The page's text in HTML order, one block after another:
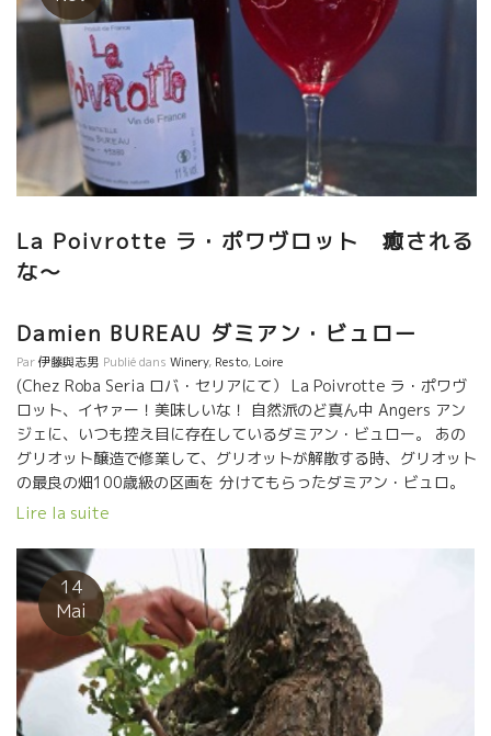
La Poivrotte ラ・ポワヴロット 癒される
な～
Damien BUREAU ダミアン・ビュロー
Par伊藤與志男 Publié dans Winery, Resto, Loire
(Chez Roba Seria ロバ・セリアにて） La Poivrotte ラ・ポワヴ
ロット、イヤァー！美味しいな！ 自然派のど真ん中 Angers アン
ジェに、いつも控え目に存在しているダミアン・ビュロー。 あの
グリオット醸造で修業して、グリオットが解散する時、グリオット
の最良の畑100歳級の区画を 分けてもらったダミアン・ビュロ。
いつもニコニコして、モクモクと働くダイミアン。 ダミアンのそ
イン！ そのダミアンから電話が入った。 『2018年は収穫が素晴
らしかった。量も品質も最高だった。』本当に喜んでいた。 過去3
年、天候不良で実に厳しい収穫量だった。私もホントに心配してい
た。良かった！ ★ピザリア店 Roba Seria ロバ・セリアにて 今
夜は、パリの Chatelet シャトレにある自然派ワインが飲めるピ
ザ屋、Roba Seria ロバ・セリアでこのワインを飲んでいる。 ここ
のピザの生地は、丹念にねった後、最低72時間以上寝かしておい
たものしか使わない。 実にやさしいくて美味しい。お腹がふくれ
Lire la suite
14
Mai